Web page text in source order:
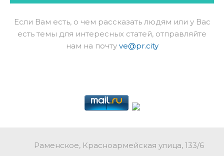
Если Вам есть, о чем рассказать людям или у Вас
есть темы для интересных статей, отправляйте
нам на почту ve@pr.city
Раменское, Красноармейская улица, 133/6